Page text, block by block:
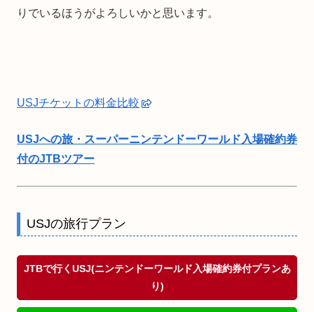
りでいるほうがよろしいかと思います。
USJチケットの料金比較
USJへの旅・スーパーニンテンドーワールド入場確約券
付のJTBツアー
USJの旅行プラン
JTBで行くUSJ(ニンテンドーワールド入場確約券付プランあ
り)